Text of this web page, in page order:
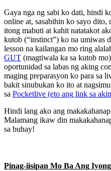
Gaya nga ng sabi ko dati, hindi
online at, sasabihin ko sayo dito,
itong mabuti at kahit natatakot
kutob (“instinct”) ko na umiwas
lesson na kailangan mo ring
GUT (magtiwala ka sa kutob
oportunidad sa labas ng aking
maging preparasyon ko para sa
bakit sinubukan ko ito at
sa Pocketlive (eto ang link sa
Hindi lang ako ang
Malamang ikaw din
sa buhay!
Pinag-iisipan Mo Ba Ang